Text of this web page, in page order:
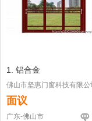
1. 铝合金
佛山市坚惠门窗科技有限公
面议
广东-佛山市